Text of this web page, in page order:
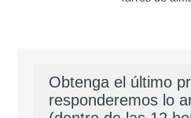
Obtenga el último
responderemos lo